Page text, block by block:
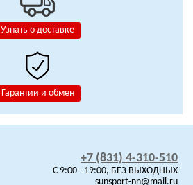
Узнать о доставке
Гарантии и обмен
+7 (831) 4-310-510
C 9:00 - 19:00, БЕЗ ВЫХОДНЫХ
sunsport-nn@mail.ru